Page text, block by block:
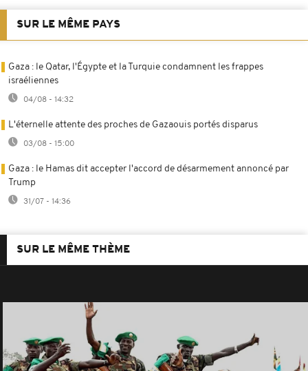
SUR LE MÊME PAYS
Gaza : le Qatar, l'Égypte et la Turquie condamnent les frappes
israéliennes
04/08 - 14:32
L'éternelle attente des proches de Gazaouis portés disparus
03/08 - 15:00
Gaza : le Hamas dit accepter l'accord de désarmement annoncé par
Trump
31/07 - 14:36
SUR LE MÊME THÈME